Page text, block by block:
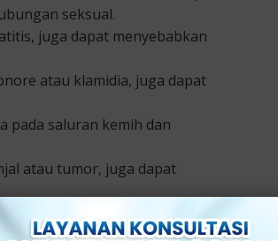
seksual.
juga dapat menyebabkan
atau klamidia, juga dapat
pada saluran kemih dan
atau tumor, juga dapat